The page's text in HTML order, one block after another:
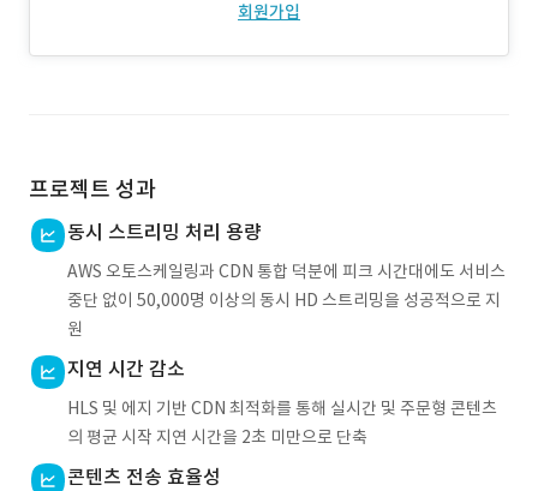
회원가입
프로젝트 성과
동시 스트리밍 처리 용량
AWS 오토스케일링과 CDN 통합 덕분에 피크 시간대에도 서비스
중단 없이 50,000명 이상의 동시 HD 스트리밍을 성공적으로 지
원
지연 시간 감소
HLS 및 에지 기반 CDN 최적화를 통해 실시간 및 주문형 콘텐츠
의 평균 시작 지연 시간을 2초 미만으로 단축
콘텐츠 전송 효율성